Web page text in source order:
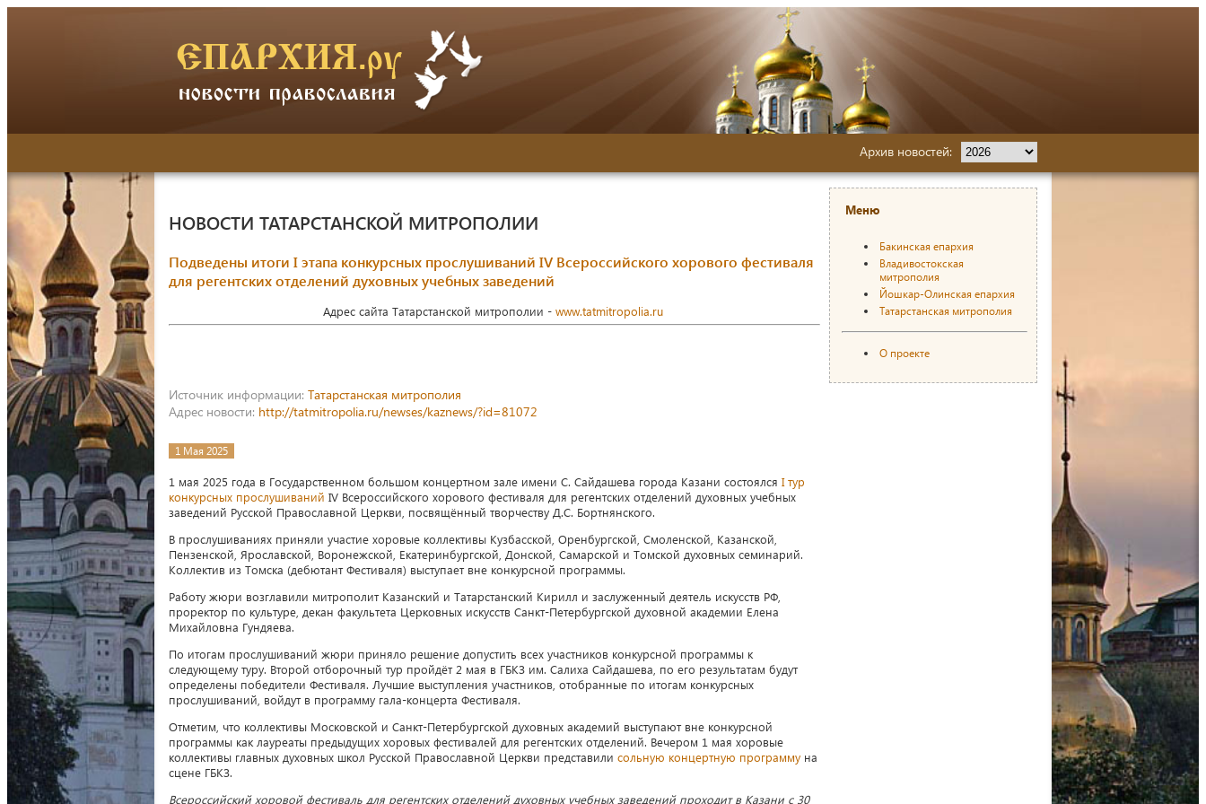
Архив новостей:
НОВОСТИ ТАТАРСТАНСКОЙ МИТРОПОЛИИ
Подведены итоги I этапа конкурсных прослушиваний IV Всероссийского хорового фестиваля
для регентских отделений духовных учебных заведений
Адрес сайта Татарстанской митрополии - www.tatmitropolia.ru
Источник информации: Татарстанская митрополия
Адрес новости: http://tatmitropolia.ru/newses/kaznews/?id=81072
1 Мая 2025
1 мая 2025 года в Государственном большом концертном зале имени С. Сайдашева города Казани состоялся I тур
конкурсных прослушиваний IV Всероссийского хорового фестиваля для регентских отделений духовных учебных
заведений Русской Православной Церкви, посвящённый творчеству Д.С. Бортнянского.
В прослушиваниях приняли участие хоровые коллективы Кузбасской, Оренбургской, Смоленской, Казанской,
Пензенской, Ярославской, Воронежской, Екатеринбургской, Донской, Самарской и Томской духовных семинарий.
Коллектив из Томска (дебютант Фестиваля) выступает вне конкурсной программы.
Работу жюри возглавили митрополит Казанский и Татарстанский Кирилл и заслуженный деятель искусств РФ,
проректор по культуре, декан факультета Церковных искусств Санкт-Петербургской духовной академии Елена
Михайловна Гундяева.
По итогам прослушиваний жюри приняло решение допустить всех участников конкурсной программы к
следующему туру. Второй отборочный тур пройдёт 2 мая в ГБКЗ им. Салиха Сайдашева, по его результатам будут
определены победители Фестиваля. Лучшие выступления участников, отобранные по итогам конкурсных
прослушиваний, войдут в программу гала-концерта Фестиваля.
Отметим, что коллективы Московской и Санкт-Петербургской духовных академий выступают вне конкурсной
программы как лауреаты предыдущих хоровых фестивалей для регентских отделений. Вечером 1 мая хоровые
коллективы главных духовных школ Русской Православной Церкви представили сольную концертную программу на
сцене ГБКЗ.
Всероссийский хоровой фестиваль для регентских отделений духовных учебных заведений проходит в Казани с 30
Меню
Бакинская епархия
Владивостокская
митрополия
Йошкар-Олинская епархия
Татарстанская митрополия
О проекте